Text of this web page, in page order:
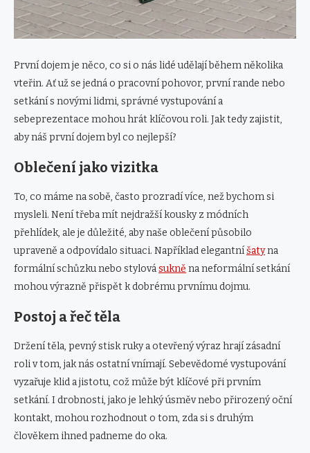
První dojem je něco, co si o nás lidé udělají během několika
vteřin. Ať už se jedná o pracovní pohovor, první rande nebo
setkání s novými lidmi, správné vystupování a
sebeprezentace mohou hrát klíčovou roli. Jak tedy zajistit,
aby náš první dojem byl co nejlepší?
Oblečení jako vizitka
To, co máme na sobě, často prozradí více, než bychom si
mysleli. Není třeba mít nejdražší kousky z módních
přehlídek, ale je důležité, aby naše oblečení působilo
upraveně a odpovídalo situaci. Například elegantníšatyna
formální schůzku nebo stylovásukně na neformální setkání
mohou výrazně přispět k dobrému prvnímu dojmu.
Postoj a řeč těla
Držení těla, pevný stisk ruky a otevřený výraz hrají zásadní
roli v tom, jak nás ostatní vnímají. Sebevědomé vystupování
vyzařuje klid a jistotu, což může být klíčové při prvním
setkání. I drobnosti, jako je lehký úsměv nebo přirozený oční
kontakt, mohou rozhodnout o tom, zda si s druhým
člověkem ihned padneme do oka.